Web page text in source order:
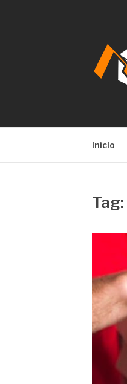
Início
Tag: